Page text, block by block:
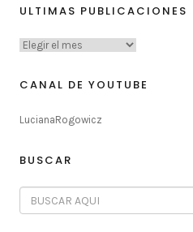
ULTIMAS PUBLICACIONES
CANAL DE YOUTUBE
LucianaRogowicz
BUSCAR